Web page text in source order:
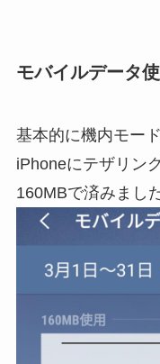
モバイルデータ
基本的に機内モー
iPhoneにテザリン
160MBで済みました